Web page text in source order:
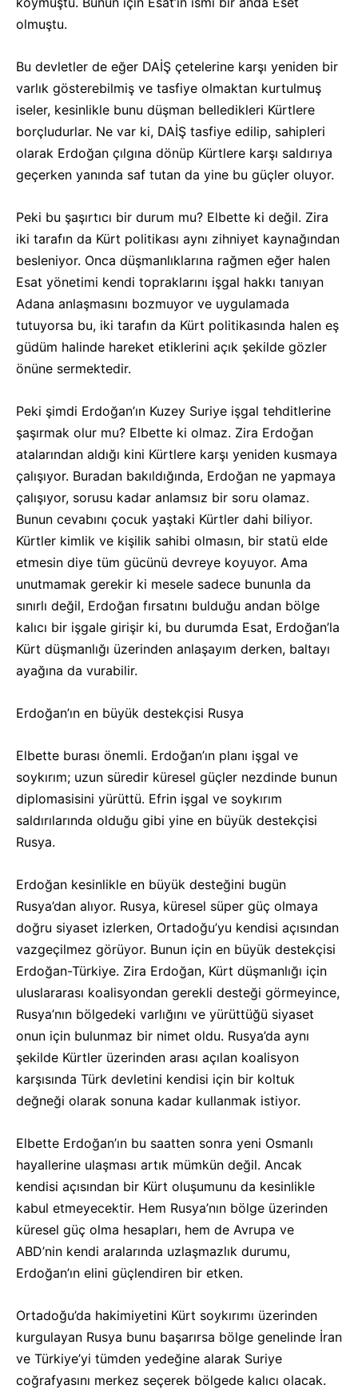
olmuştu.
Bu devletler de eğer DAİŞ çetelerine karşı yeniden bir
varlık gösterebilmiş ve tasfiye olmaktan kurtulmuş
iseler, kesinlikle bunu düşman belledikleri Kürtlere
borçludurlar. Ne var ki, DAİŞ tasfiye edilip, sahipleri
olarak Erdoğan çılgına dönüp Kürtlere karşı saldırıya
geçerken yanında saf tutan da yine bu güçler oluyor.
Peki bu şaşırtıcı bir durum mu? Elbette ki değil. Zira
iki tarafın da Kürt politikası aynı zihniyet kaynağından
besleniyor. Onca düşmanlıklarına rağmen eğer halen
Esat yönetimi kendi topraklarını işgal hakkı tanıyan
Adana anlaşmasını bozmuyor ve uygulamada
tutuyorsa bu, iki tarafın da Kürt politikasında halen eş
güdüm halinde hareket etiklerini açık şekilde gözler
önüne sermektedir.
Peki şimdi Erdoğan’ın Kuzey Suriye işgal tehditlerine
şaşırmak olur mu? Elbette ki olmaz. Zira Erdoğan
atalarından aldığı kini Kürtlere karşı yeniden kusmaya
çalışıyor. Buradan bakıldığında, Erdoğan ne yapmaya
çalışıyor, sorusu kadar anlamsız bir soru olamaz.
Bunun cevabını çocuk yaştaki Kürtler dahi biliyor.
Kürtler kimlik ve kişilik sahibi olmasın, bir statü elde
etmesin diye tüm gücünü devreye koyuyor. Ama
unutmamak gerekir ki mesele sadece bununla da
sınırlı değil, Erdoğan fırsatını bulduğu andan bölge
kalıcı bir işgale girişir ki, bu durumda Esat, Erdoğan’la
Kürt düşmanlığı üzerinden anlaşayım derken, baltayı
ayağına da vurabilir.
Erdoğan’ın en büyük destekçisi Rusya
Elbette burası önemli. Erdoğan’ın planı işgal ve
soykırım; uzun süredir küresel güçler nezdinde bunun
diplomasisini yürüttü. Efrin işgal ve soykırım
saldırılarında olduğu gibi yine en büyük destekçisi
Rusya.
Erdoğan kesinlikle en büyük desteğini bugün
Rusya’dan alıyor. Rusya, küresel süper güç olmaya
doğru siyaset izlerken, Ortadoğu’yu kendisi açısından
vazgeçilmez görüyor. Bunun için en büyük destekçisi
Erdoğan-Türkiye. Zira Erdoğan, Kürt düşmanlığı için
uluslararası koalisyondan gerekli desteği görmeyince,
Rusya’nın bölgedeki varlığını ve yürüttüğü siyaset
onun için bulunmaz bir nimet oldu. Rusya’da aynı
şekilde Kürtler üzerinden arası açılan koalisyon
karşısında Türk devletini kendisi için bir koltuk
değneği olarak sonuna kadar kullanmak istiyor.
Elbette Erdoğan’ın bu saatten sonra yeni Osmanlı
hayallerine ulaşması artık mümkün değil. Ancak
kendisi açısından bir Kürt oluşumunu da kesinlikle
kabul etmeyecektir. Hem Rusya’nın bölge üzerinden
küresel güç olma hesapları, hem de Avrupa ve
ABD’nin kendi aralarında uzlaşmazlık durumu,
Erdoğan’ın elini güçlendiren bir etken.
Ortadoğu’da hakimiyetini Kürt soykırımı üzerinden
kurgulayan Rusya bunu başarırsa bölge genelinde İran
ve Türkiye’yi tümden yedeğine alarak Suriye
coğrafyasını merkez seçerek bölgede kalıcı olacak.